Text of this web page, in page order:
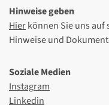
Hinweise geben
Hierkönnen Sie uns auf
Hinweise und
Soziale Medien
Instagram
Linkedin